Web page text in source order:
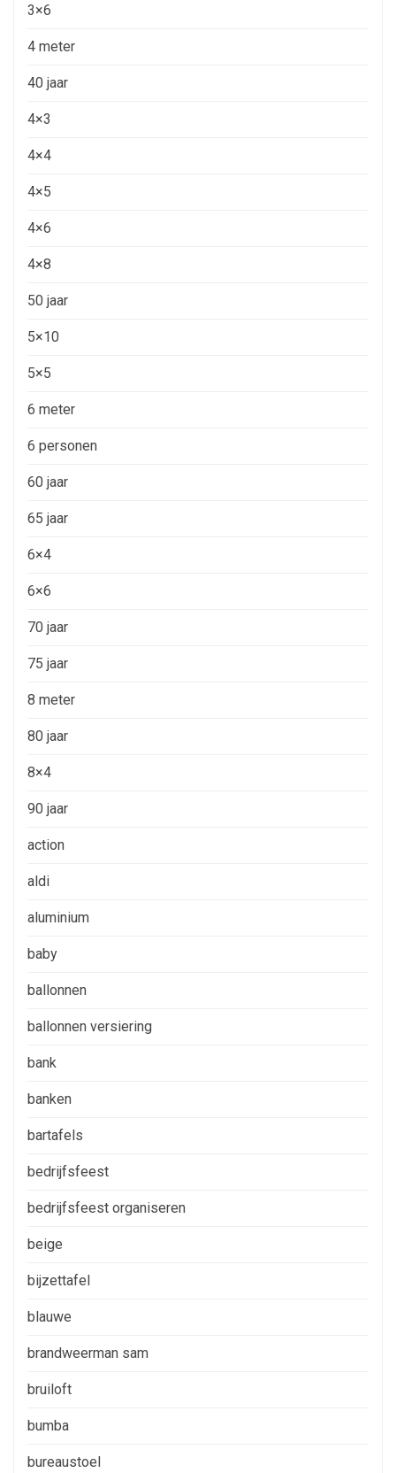
3×6
4 meter
40 jaar
4×3
4×4
4×5
4×6
4×8
50 jaar
5×10
5×5
6 meter
6 personen
60 jaar
65 jaar
6×4
6×6
70 jaar
75 jaar
8 meter
80 jaar
8×4
90 jaar
action
aldi
aluminium
baby
ballonnen
ballonnen versiering
bank
banken
bartafels
bedrijfsfeest
bedrijfsfeest organiseren
beige
bijzettafel
blauwe
brandweerman sam
bruiloft
bumba
bureaustoel